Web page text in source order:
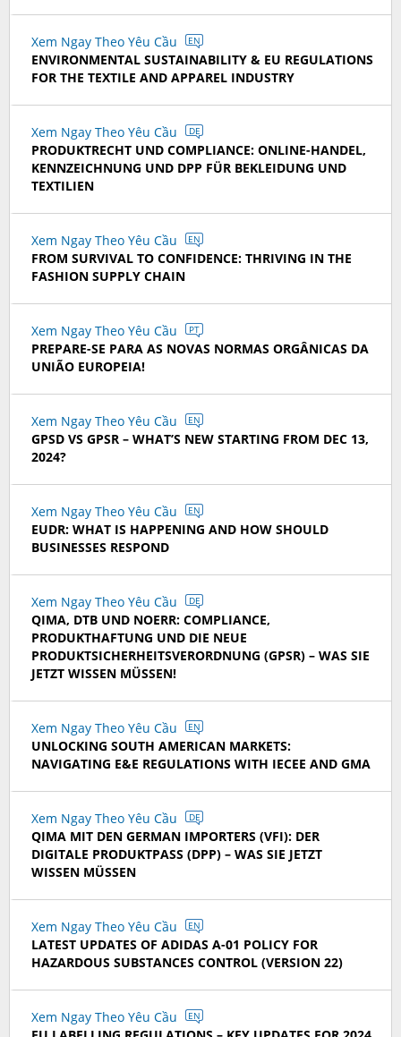
Xem Ngay Theo Yêu Cầu EN
ENVIRONMENTAL SUSTAINABILITY & EU REGULATIONS
FOR THE TEXTILE AND APPAREL INDUSTRY
Xem Ngay Theo Yêu Cầu DE
PRODUKTRECHT UND COMPLIANCE: ONLINE-HANDEL,
KENNZEICHNUNG UND DPP FÜR BEKLEIDUNG UND
TEXTILIEN
Xem Ngay Theo Yêu Cầu EN
FROM SURVIVAL TO CONFIDENCE: THRIVING IN THE
FASHION SUPPLY CHAIN
Xem Ngay Theo Yêu Cầu PT
PREPARE-SE PARA AS NOVAS NORMAS ORGÂNICAS DA
UNIÃO EUROPEIA!
Xem Ngay Theo Yêu Cầu EN
GPSD VS GPSR – WHAT’S NEW STARTING FROM DEC 13,
2024?
Xem Ngay Theo Yêu Cầu EN
EUDR: WHAT IS HAPPENING AND HOW SHOULD
BUSINESSES RESPOND
Xem Ngay Theo Yêu Cầu DE
QIMA, DTB UND NOERR: COMPLIANCE,
PRODUKTHAFTUNG UND DIE NEUE
PRODUKTSICHERHEITSVERORDNUNG (GPSR) – WAS SIE
JETZT WISSEN MÜSSEN!
Xem Ngay Theo Yêu Cầu EN
UNLOCKING SOUTH AMERICAN MARKETS:
NAVIGATING E&E REGULATIONS WITH IECEE AND GMA
Xem Ngay Theo Yêu Cầu DE
QIMA MIT DEN GERMAN IMPORTERS (VFI): DER
DIGITALE PRODUKTPASS (DPP) – WAS SIE JETZT
WISSEN MÜSSEN
Xem Ngay Theo Yêu Cầu EN
LATEST UPDATES OF ADIDAS A-01 POLICY FOR
HAZARDOUS SUBSTANCES CONTROL (VERSION 22)
Xem Ngay Theo Yêu Cầu EN